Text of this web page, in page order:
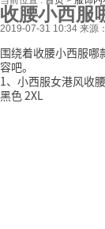
收腰小西服
2019-07-31 10:34 来源
围绕着收腰小西服哪
容吧。
1、小西服女港风收
黑色 2XL